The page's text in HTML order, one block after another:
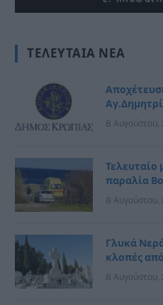
ΤΕΛΕΥΤΑΊΑ ΝΈΑ
8 Αυγούστου,
Τελευταίο
παραλία
8 Αυγούστου,
Γλυκά
κλοπές
8 Αυγούστου,